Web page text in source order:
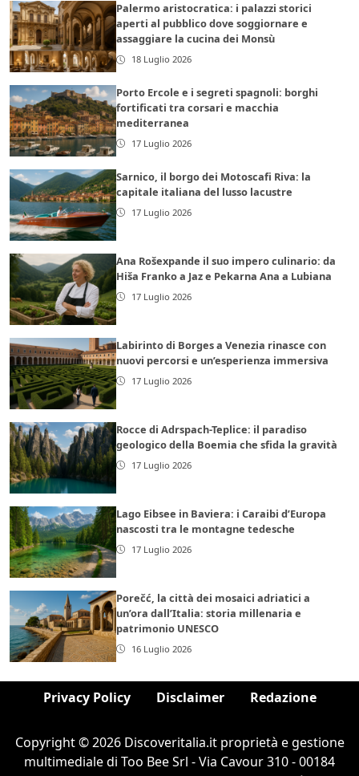
Palermo aristocratica: i palazzi storici
aperti al pubblico dove soggiornare e
assaggiare la cucina dei Monsù
18 Luglio 2026
Porto Ercole e i segreti spagnoli: borghi
fortificati tra corsari e macchia
mediterranea
17 Luglio 2026
Sarnico, il borgo dei Motoscafi Riva: la
capitale italiana del lusso lacustre
17 Luglio 2026
Ana Rošexpande il suo impero culinario: da
Hiša Franko a Jaz e Pekarna Ana a Lubiana
17 Luglio 2026
Labirinto di Borges a Venezia rinasce con
nuovi percorsi e un’esperienza immersiva
17 Luglio 2026
Rocce di Adrspach-Teplice: il paradiso
geologico della Boemia che sfida la gravità
17 Luglio 2026
Lago Eibsee in Baviera: i Caraibi d’Europa
nascosti tra le montagne tedesche
17 Luglio 2026
Porečć, la città dei mosaici adriatici a
un’ora dall’Italia: storia millenaria e
patrimonio UNESCO
16 Luglio 2026
Privacy Policy Disclaimer Redazione
Copyright © 2026 Discoveritalia.it proprietà e gestione
multimediale di Too Bee Srl - Via Cavour 310 - 00184